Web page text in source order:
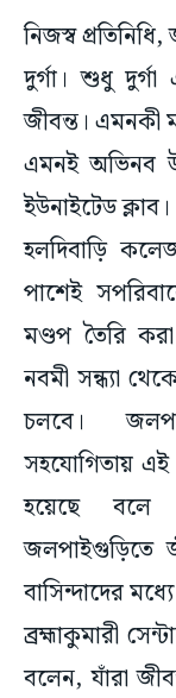
নিজস্ব
দুর্গা। শুধু
জীবন্ত। এমনকী
এমনই অভিনব
ইউনাইটেড ক্লাব।
হলদিবাড়ি
পাশেই
মণ্ডপ তৈরি
নবমী সন্ধ্যা
চলবে।
সহযোগিতায়
হয়েছে বলে
জলপাইগুড়িতে
বাসিন্দাদের
ব্রহ্মাকুমারী
বলেন, যাঁরা